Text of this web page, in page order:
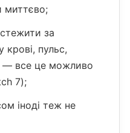
миттєво;
за
пульс,
— все це можливо
7);
іноді теж не